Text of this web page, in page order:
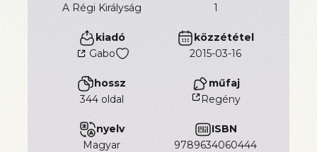
A Régi Királyság
1
kiadó
Gabo
közzététel
2015-03-16
hossz
344 oldal
műfaj
Regény
nyelv
magyar
ISBN
9789634060444